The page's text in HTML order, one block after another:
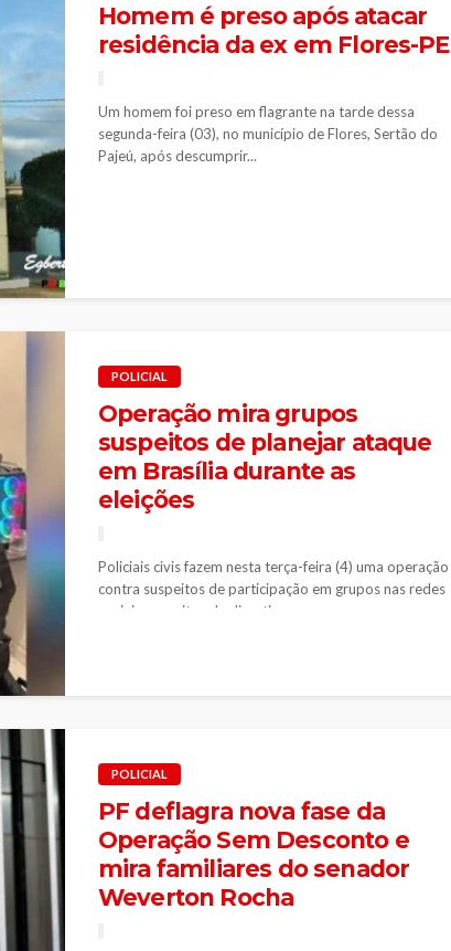
Homem é preso após atacar
residência da ex em Flores-PE
Um homem foi preso em flagrante na tarde dessa
segunda-feira (03), no município de Flores, Sertão do
Pajeú, após descumprir...
POLICIAL
Operação mira grupos
suspeitos de planejar ataque
em Brasília durante as
eleições
Policiais civis fazem nesta terça-feira (4) uma operação
contra suspeitos de participação em grupos nas redes
sociais suspeitos de discutir...
POLICIAL
PF deflagra nova fase da
Operação Sem Desconto e
mira familiares do senador
Weverton Rocha